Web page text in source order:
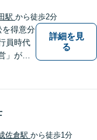
駅 から徒歩2分
を得意分
員時代
」が強
してい
護士も
に、個
詳細を見
る
佐倉駅 から徒歩1分